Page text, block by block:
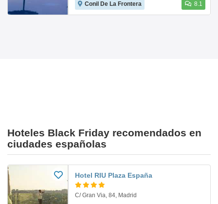
Conil De La Frontera 8.1
Hoteles Black Friday recomendados en
ciudades españolas
Hotel RIU Plaza España
C/ Gran Via, 84, Madrid